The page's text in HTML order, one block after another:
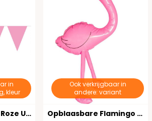
in
kleur
Vlaggenlijn Baby Roze Uni 10 Meter
Ook verkrijgbaar in
andere: variant
Opblaasbare Flamingo 60 cm